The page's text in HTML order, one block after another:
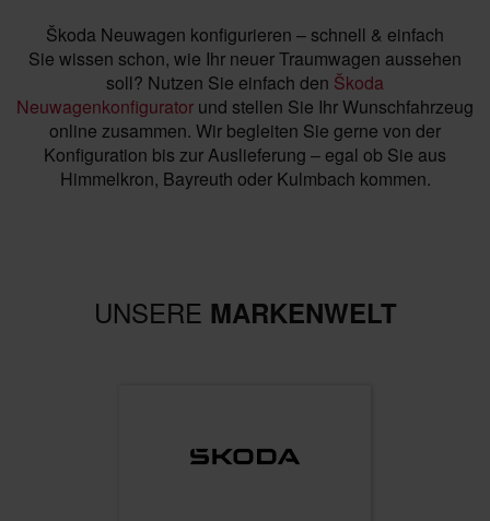
Škoda Neuwagen konfigurieren – schnell & einfach
Sie wissen schon, wie Ihr neuer Traumwagen aussehen
soll? Nutzen Sie einfach den Škoda
Neuwagenkonfigurator und stellen Sie Ihr Wunschfahrzeug
online zusammen. Wir begleiten Sie gerne von der
Konfiguration bis zur Auslieferung – egal ob Sie aus
Himmelkron, Bayreuth oder Kulmbach kommen.
UNSERE MARKENWELT